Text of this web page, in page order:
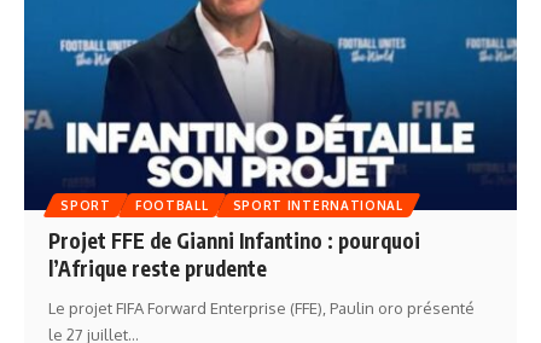
SPORT FOOTBALL SPORT INTERNATIONAL
Projet FFE de Gianni Infantino : pourquoi
l’Afrique reste prudente
Le projet FIFA Forward Enterprise (FFE), Paulin oro présenté
le 27 juillet…